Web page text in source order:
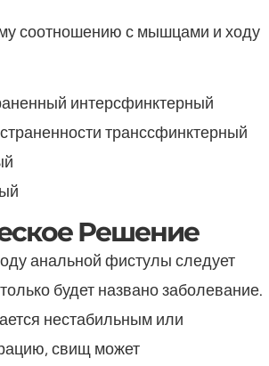
соотношению с мышцами и ходу
интерсфинктерный
транссфинктерный
Решение
анальной фистулы следует
будет названо заболевание.
нестабильным или
свищ может